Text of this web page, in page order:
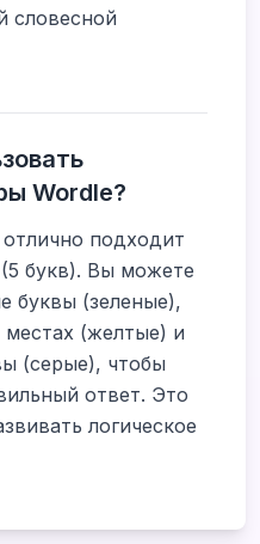
словесной
Wordle?
подходит
букв). Вы можете
буквы (зеленые),
(желтые) и
(серые), чтобы
ответ. Это
логическое